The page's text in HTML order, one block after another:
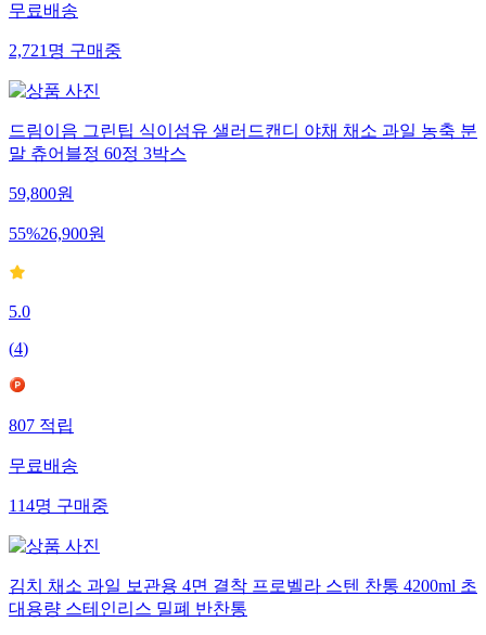
무료배송
2,721 명 구매중
드림이음 그린팁 식이섬유 샐러드캔디 야채 채소 과일 농축 분
말 츄어블정 60정 3박스
59,800원
55%26,900원
5.0
(4)
807 적립
무료배송
114명 구매중
김치 채소 과일 보관용 4면 결착 프로벨라 스텐 찬통 4200ml 초
대용량 스테인리스 밀폐 반찬통